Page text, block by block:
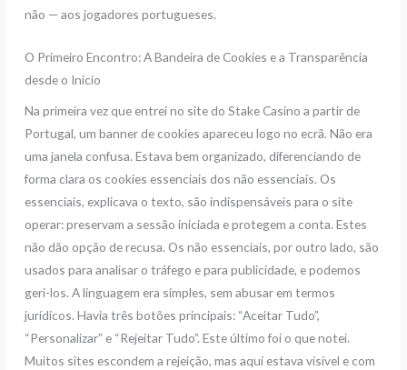
não — aos jogadores portugueses.
O Primeiro Encontro: A Bandeira de Cookies e a Transparência
desde o Início
Na primeira vez que entrei no site do Stake Casino a partir de
Portugal, um banner de cookies apareceu logo no ecrã. Não era
uma janela confusa. Estava bem organizado, diferenciando de
forma clara os cookies essenciais dos não essenciais. Os
essenciais, explicava o texto, são indispensáveis para o site
operar: preservam a sessão iniciada e protegem a conta. Estes
não dão opção de recusa. Os não essenciais, por outro lado, são
usados para analisar o tráfego e para publicidade, e podemos
geri-los. A linguagem era simples, sem abusar em termos
jurídicos. Havia três botões principais: “Aceitar Tudo”,
“Personalizar” e “Rejeitar Tudo”. Este último foi o que notei.
Muitos sites escondem a rejeição, mas aqui estava visível e com